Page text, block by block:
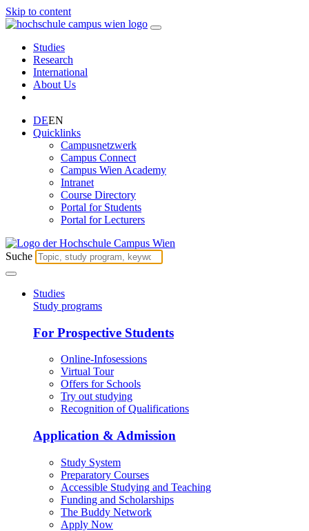
Skip to content
Studies
Research
International
About Us
DEEN
Quicklinks
Campusnetzwerk
Campus Connect
Campus Wien Academy
Intranet
Course Directory
Portal for Students
Portal for Lecturers
Suche
Studies
Study programs
For Prospective Students
Online-Infosessions
Virtual Tour
Offers for Schools
Try out studying
Recognition of Qualifications
Application & Admission
Study System
Preparatory Courses
Accessible Studying and Teaching
Funding and Scholarships
The Buddy Network
Apply Now